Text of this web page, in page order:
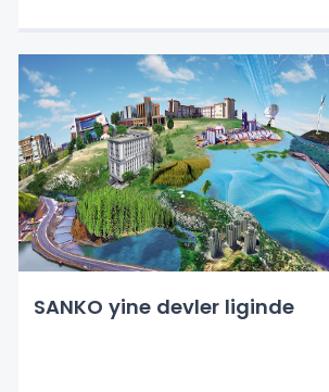
SANKO yine devler liginde